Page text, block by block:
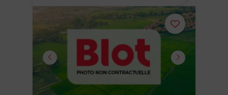
Ajouter
ou